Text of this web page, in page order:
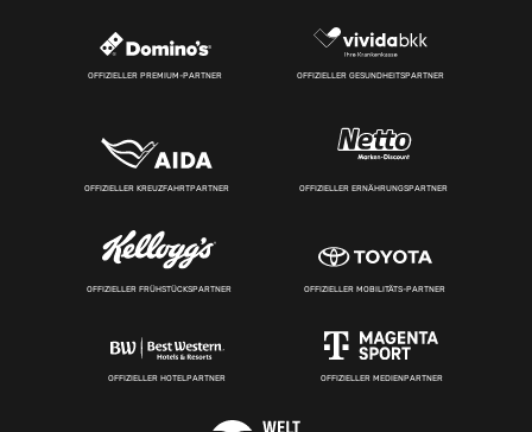
OFFIZIELLER PREMIUM-PARTNER OFFIZIELLER GESUNDHEITSPARTNER
OFFIZIELLER KREUZFAHRTPARTNER OFFIZIELLER ERNÄHRUNGSPARTNER
OFFIZIELLER FRÜHSTÜCKSPARTNER OFFIZIELLER MOBILITÄTS-PARTNER
OFFIZIELLER HOTELPARTNER OFFIZIELLER MEDIENPARTNER